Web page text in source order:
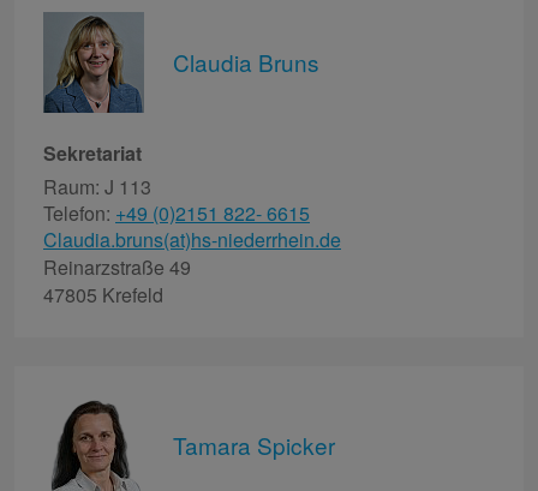
Claudia Bruns
Sekretariat
Raum: J 113
Telefon: +49 (0)2151 822- 6615
Claudia.bruns(at)hs-niederrhein.de
Reinarzstraße 49
47805 Krefeld
Tamara Spicker